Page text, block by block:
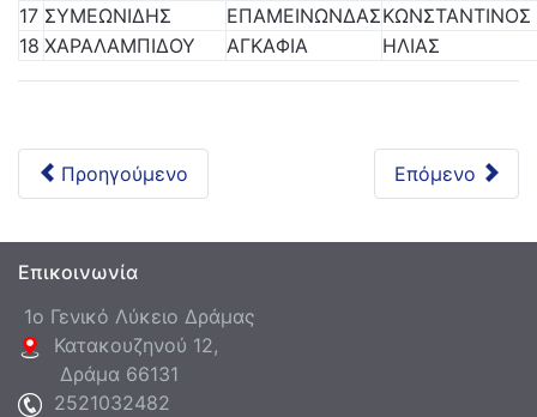
17 ΣΥΜΕΩΝΙΔΗΣ ΕΠΑΜΕΙΝΩΝΔΑΣΚΩΝΣΤΑΝΤΙΝΟΣ
18 ΧΑΡΑΛΑΜΠΙΔΟΥ ΑΓΚΑΦΙΑ ΗΛΙΑΣ
Προηγούμενο Επόμενο
Επικοινωνία
1ο Γενικό Λύκειο Δράμας
Κατακουζηνού 12,
Δράμα 66131
2521032482